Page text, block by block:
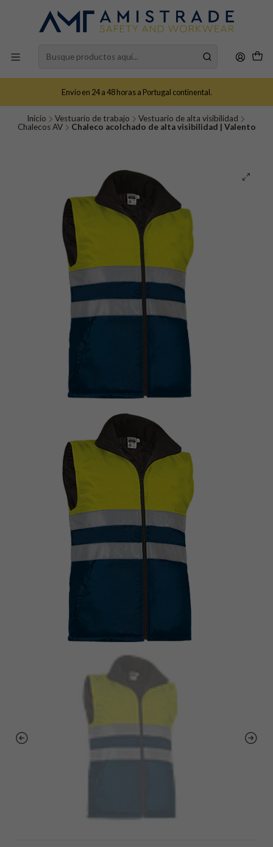
Envío en 24 a 48 horas a Portugal continental.
Inicio Vestuario de trabajo
Vestuario de alta visibilidad
Chalecos AV
Chaleco acolchado de alta visibilidad | Valento